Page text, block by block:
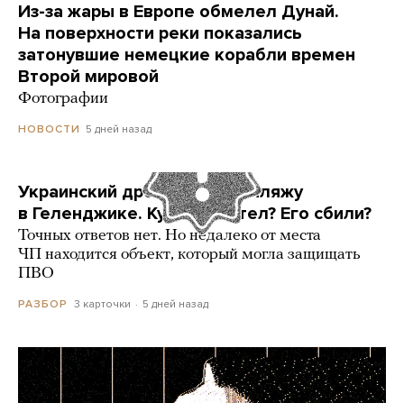
Из-за жары в Европе обмелел Дунай.
На поверхности реки показались
затонувшие немецкие корабли времен
Второй мировой
Фотографии
НОВОСТИ 5 дней назад
Украинский дрон попал по пляжу
в Геленджике. Куда он летел? Его сбили?
Точных ответов нет. Но недалеко от места
ЧП находится объект, который могла защищать
ПВО
РАЗБОР 3 карточки 5 дней назад